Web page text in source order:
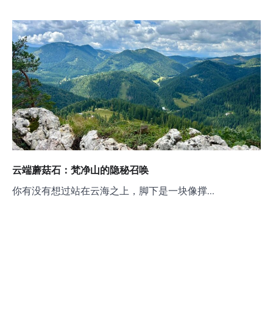
云端蘑菇石：梵净山的隐秘召唤
你有没有想过站在云海之上，脚下是一块像撑…